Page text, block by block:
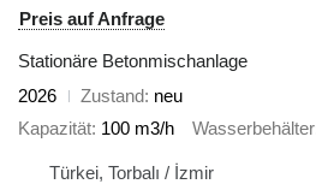
Preis auf Anfrage
Stationäre Betonmischanlage
2026
Zustand neu
Kapazität 100 m3/h Wasserbehälter
Türkei, Torbalı / İzmir